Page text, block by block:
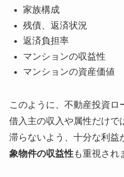
家族構成
残債、返済状況
返済負担率
マンションの収益性
マンションの資産価値
このように、不動産投資ロ
借入主の収入や属性だけで
滞らないよう、十分な利益
象物件の収益性も重視され